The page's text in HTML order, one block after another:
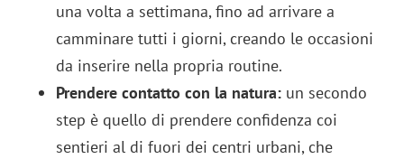
una volta a settimana, fino ad arrivare a
camminare tutti i giorni, creando le occasioni
da inserire nella propria routine.
Prendere contatto con la natura: un secondo
step è quello di prendere confidenza coi
sentieri al di fuori dei centri urbani, che